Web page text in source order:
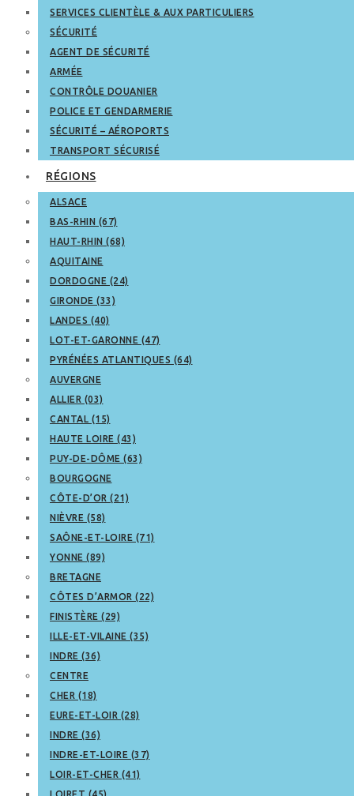
SERVICES CLIENTÈLE & AUX PARTICULIERS
SÉCURITÉ
AGENT DE SÉCURITÉ
ARMÉE
CONTRÔLE DOUANIER
POLICE ET GENDARMERIE
SÉCURITÉ – AÉROPORTS
TRANSPORT SÉCURISÉ
RÉGIONS
ALSACE
BAS-RHIN (67)
HAUT-RHIN (68)
AQUITAINE
DORDOGNE (24)
GIRONDE (33)
LANDES (40)
LOT-ET-GARONNE (47)
PYRÉNÉES ATLANTIQUES (64)
AUVERGNE
ALLIER (03)
CANTAL (15)
HAUTE LOIRE (43)
PUY-DE-DÔME (63)
BOURGOGNE
CÔTE-D’OR (21)
NIÈVRE (58)
SAÔNE-ET-LOIRE (71)
YONNE (89)
BRETAGNE
CÔTES D’ARMOR (22)
FINISTÈRE (29)
ILLE-ET-VILAINE (35)
INDRE (36)
CENTRE
CHER (18)
EURE-ET-LOIR (28)
INDRE (36)
INDRE-ET-LOIRE (37)
LOIR-ET-CHER (41)